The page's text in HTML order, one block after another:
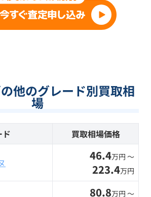
他のグレード別買取相
場
ド 買取相場価格
46.4万円 〜
223.4万円
80.8万円 〜